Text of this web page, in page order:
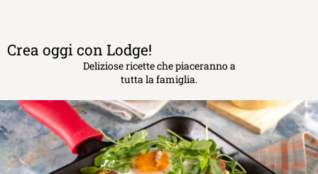
Crea oggi con Lodge!
Deliziose ricette che piaceranno a
tutta la famiglia.